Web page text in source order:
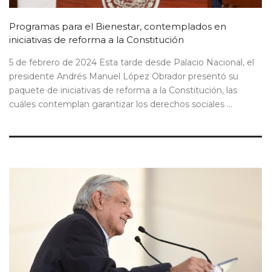
Programas para el Bienestar, contemplados en
iniciativas de reforma a la Constitución
5 de febrero de 2024 Esta tarde desde Palacio Nacional, el
presidente Andrés Manuel López Obrador presentó su
paquete de iniciativas de reforma a la Constitución, las
cuáles contemplan garantizar los derechos sociales ...